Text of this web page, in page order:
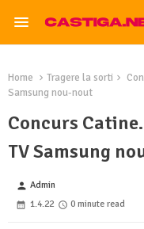
Home Tragere la sorti
Samsung nou-nout
Concurs
TV Samsung
person Admin
1.4.22
0 minute read